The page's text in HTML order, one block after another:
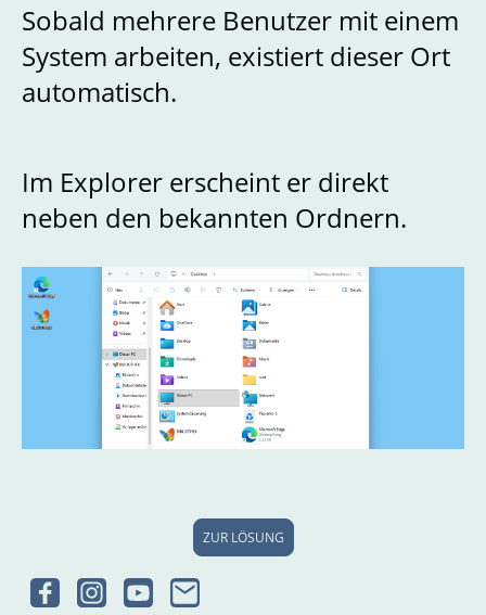
Sobald mehrere Benutzer mit einem
System arbeiten, existiert dieser Ort
automatisch.
Im Explorer erscheint er direkt
neben den bekannten Ordnern.
ZUR LÖSUNG